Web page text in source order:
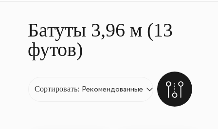
Батуты 3,96 м (13
футов)
Сортировать: